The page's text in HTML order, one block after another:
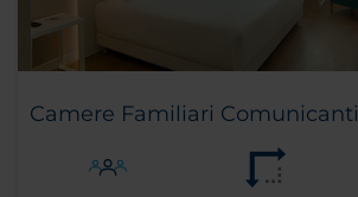
Camere Familiari Comunicanti